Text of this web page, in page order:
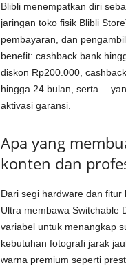
Blibli menempatkan diri
jaringan toko fisik Blibli
pembayaran, dan
benefit: cashback bank
diskon Rp200.000,
hingga 24 bulan, serta
aktivasi garansi.
Apa yang
konten dan
Dari segi hardware dan fitur
Ultra membawa Switchable
variabel untuk menangkap
kebutuhan fotografi jarak
warna premium seperti